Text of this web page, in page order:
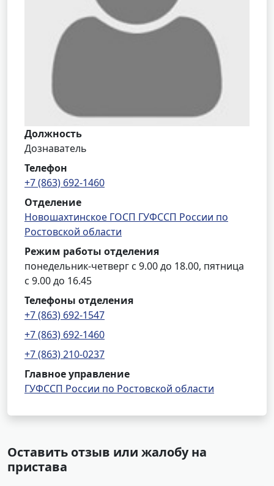
Должность
Дознаватель
Телефон
+7 (863) 692-1460
Отделение
Новошахтинское ГОСП ГУФССП России по
Ростовской области
Режим работы отделения
понедельник-четверг с 9.00 до 18.00, пятница
с 9.00 до 16.45
Телефоны отделения
+7 (863) 692-1547
+7 (863) 692-1460
+7 (863) 210-0237
Главное управление
ГУФССП России по Ростовской области
Оставить отзыв или жалобу на
пристава